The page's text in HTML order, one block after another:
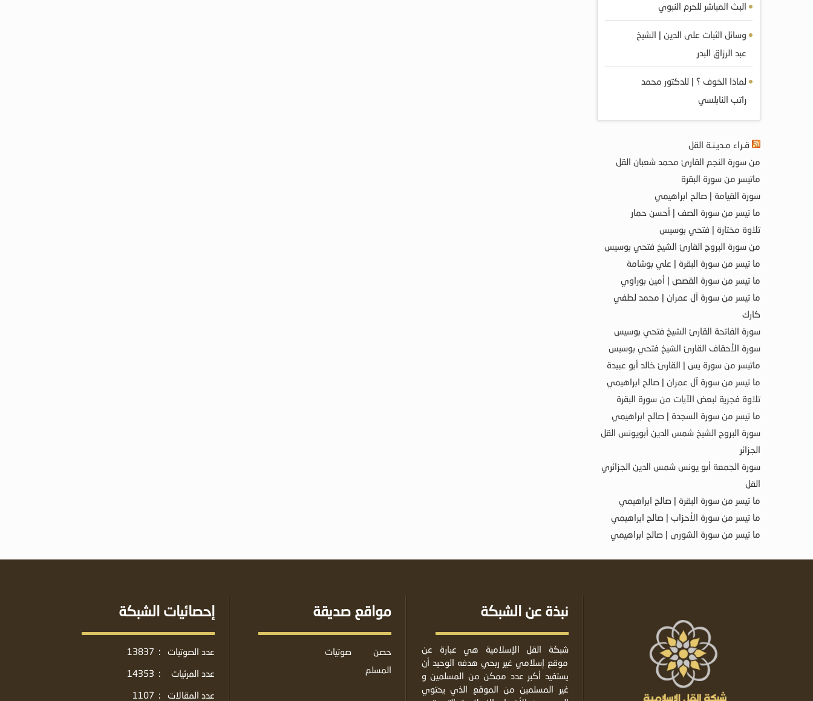
البث المباشر للحرم النبوي
وسائل الثبات على الدين | الشيخ
عبد الرزاق البدر
لماذا الخوف ؟ | للدكتور محمد
راتب النابلسي
قـراء مـديـنـة القل
من سورة النجم القارئ محمد شعبان القل
ماتيسر من سورة البقرة
سورة القيامة | صالح ابراهيمي
ما تيسر من سورة الصف | أحسن حمار
تلاوة مختارة | فتحي بوسيس
من سورة البروج القارئ الشيخ فتحي بوسيس
ما تيسر من سورة البقرة | علي بوشامة
ما تيسر من سورة القصص | أمين بوراوي
ما تيسر من سورة آل عمران | محمد لطفي
كارك
سورة الفاتحة القارئ الشيخ فتحي بوسيس
سورة الأحقاف القارئ الشيخ فتحي بوسيس
ماتيسر من سورة يس | القارئ خالد أبو عبيدة
ما تيسر من سورة آل عمران | صالح ابراهيمي
تلاوة فجرية لبعض الآيات من سورة البقرة
ما تيسر من سورة السجدة | صالح ابراهيمي
سورة البروج الشيخ شمس الدين أبويونس القل
الجزائر
سورة الجمعة أبو يونس شمس الدين الجزائري
القل
ما تيسر من سورة البقرة | صالح ابراهيمي
ما تيسر من سورة الأحزاب | صالح ابراهيمي
ما تيسر من سورة الشورى | صالح ابراهيمي
نبذة عن الشبكة
شبكة القل الإسلامية هي عبارة عن
موقع إسلامي غير ربحي هدفه الوحيد أن
يستفيد أكبر عدد ممكن من المسلمين و
غير المسلمين من الموقع الذي يحتوي
مواقع صديقة
حصن
المسلم
صوتيات
إحصائيات الشبكة
عدد الصوتيات :
13837
عدد المرئيات
:
14353
عدد المقالات
:
1107